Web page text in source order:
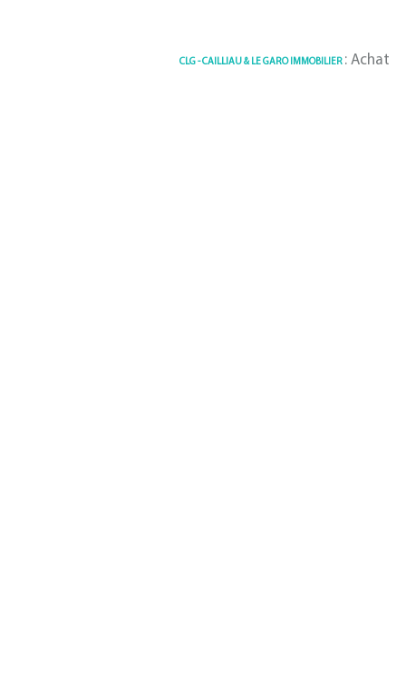
CLG - CAILLIAU & LE GARO IMMOBILIER: Achat / Vente